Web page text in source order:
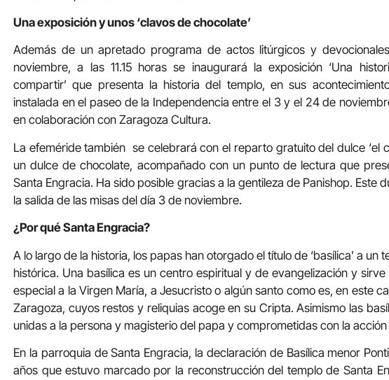
Una exposición y unos ‘clavos de chocolate’
Además de un apretado programa de actos litúrgicos y
noviembre, a las 11.15 horas se inaugurará la exposición ‘Una
compartir’ que presenta la historia del templo, en sus
instalada en el paseo de la Independencia entre el 3 y el 24 de
en colaboración con Zaragoza Cultura.
La efeméride también se celebrará con el reparto gratuito del dulce ‘el
un dulce de chocolate, acompañado con un punto de lectura que
Santa Engracia. Ha sido posible gracias a la gentileza de Panishop. Este
la salida de las misas del día 3 de noviembre.
¿Por qué Santa Engracia?
A lo largo de la historia, los papas han otorgado el título de ‘basílica’ a
histórica. Una basílica es un centro espiritual y de evangelización y
especial a la Virgen María, a Jesucristo o algún santo como es, en este
Zaragoza, cuyos restos y reliquias acoge en su Cripta. Asimismo las
unidas a la persona y magisterio del papa y comprometidas con la
En la parroquia de Santa Engracia, la declaración de Basílica menor
años que estuvo marcado por la reconstrucción del templo de Santa